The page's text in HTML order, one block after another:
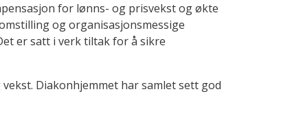
for lønns- og prisvekst og økte
og organisasjonsmessige
er satt i verk tiltak for å sikre
Diakonhjemmet har samlet sett god